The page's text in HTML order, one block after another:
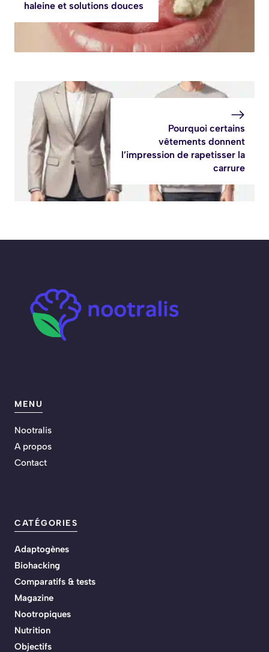
haleine et solutions douces
Pourquoi certains
vêtements donnent
l’impression de rapetisser la
carrure
MENU
Nootralis
A propos
Contact
CATÉGORIES
Adaptogènes
Biohacking
Comparatifs & tests
Magazine
Nootropiques
Nutrition
Objectifs